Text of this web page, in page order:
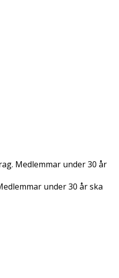
Medlemmar under 30 år
under 30 år ska